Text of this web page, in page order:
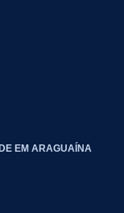
EM ARAGUAÍNA